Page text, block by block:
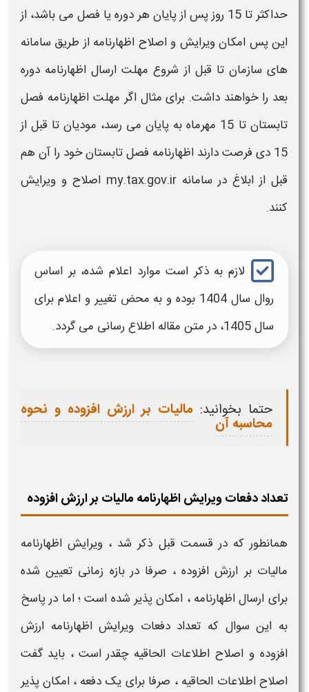
حداکثر تا 15 روز پس از پایان هر دوره یا فصل می باشد، از
این پس امکان ویرایش و اصلاح اظهارنامه از طریق سامانه
های سازمان تا قبل از شروع مهلت ارسال اظهارنامه دوره
بعد را خواهند داشت. برای مثال اگر مهلت اظهارنامه فصل
تابستان تا 15 مهرماه به پایان می رسد، مودیان تا قبل از
15 دی فرصت دارند اظهارنامه فصل تابستان خود را آن هم
قبل از ابلاغ در سامانه my.tax.gov.ir اصلاح و ویرایش
کنند.
لازم به ذکر است موارد اعلام شده، بر اساس
روال سال 1404 بوده و به محض تغییر و اعلام برای
سال 1405، در متن مقاله اطلاع رسانی می گردد.
حتما بخوانید: مالیات بر ارزش افزوده و نحوه
محاسبه آن
تعداد دفعات ویرایش اظهارنامه مالیات بر ارزش افزوده
همانطور که در قسمت قبل ذکر شد ، ویرایش اظهارنامه
مالیات بر ارزش افزوده ، صرفا در بازه زمانی تعیین شده
برای ارسال اظهارنامه ، امکان پذیر شده است ؛ اما در پاسخ
به این سوال که تعداد دفعات ویرایش اظهارنامه ارزش
افزوده و اصلاح اطلاعات الحاقیه​ چقدر است ، باید گفت
اصلاح اطلاعات الحاقیه​ ، صرفا برای یک دفعه ، امکان پذیر